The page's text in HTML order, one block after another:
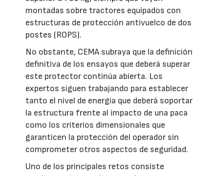
montadas sobre tractores equipados con
estructuras de protección antivuelco de dos
postes (ROPS).
No obstante, CEMA subraya que la definición
definitiva de los ensayos que deberá superar
este protector continúa abierta. Los
expertos siguen trabajando para establecer
tanto el nivel de energía que deberá soportar
la estructura frente al impacto de una paca
como los criterios dimensionales que
garanticen la protección del operador sin
comprometer otros aspectos de seguridad.
Uno de los principales retos consiste